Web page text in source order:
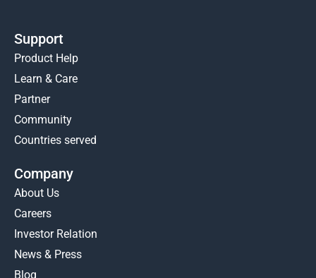
Support
Product Help
Learn & Care
Partner
Community
Countries served
Company
About Us
Careers
Investor Relation
News & Press
Blog